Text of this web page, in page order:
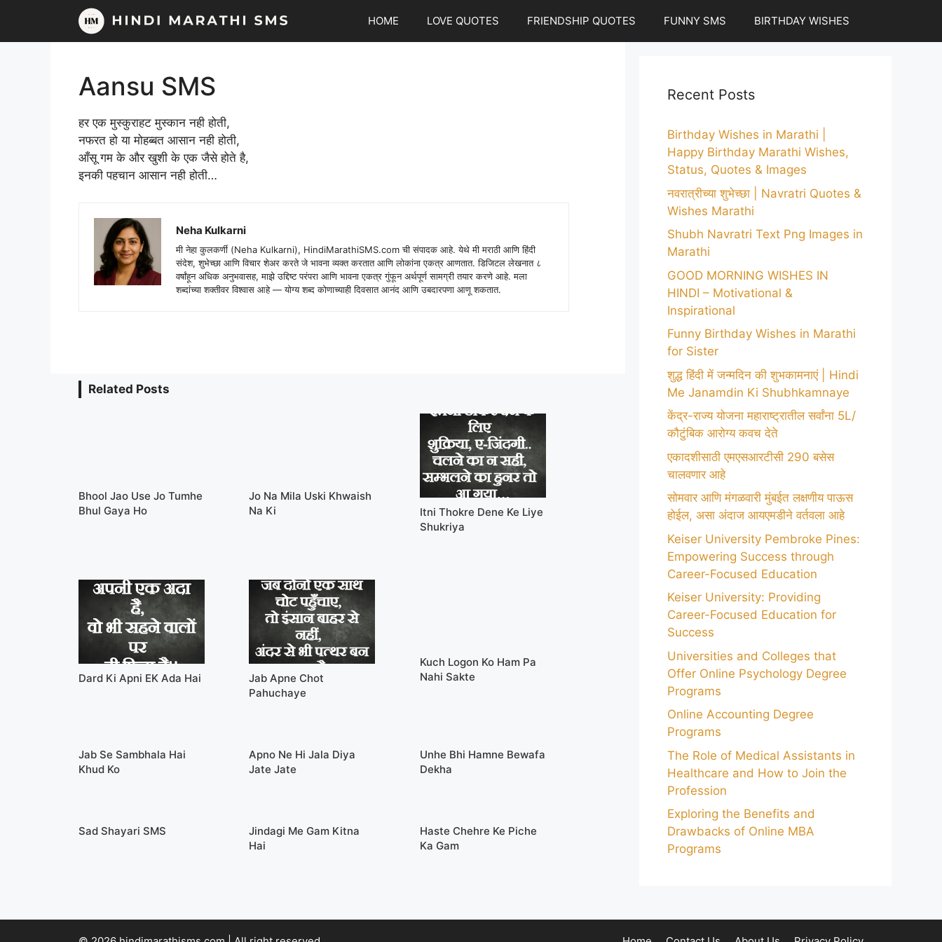
content
HOME LOVE QUOTES FRIENDSHIP QUOTES FUNNY SMS BIRTHDAY WISHES
Aansu SMS
हर एक मुस्कुराहट मुस्कान नही होती,
नफरत हो या मोहब्बत आसान नही होती,
आँसू गम के और खुशी के एक जैसे होते है,
इनकी पहचान आसान नही होती…
Neha Kulkarni
मी नेहा कुलकर्णी (Neha Kulkarni), HindiMarathiSMS.com ची संपादक आहे. येथे मी मराठी आणि हिंदी
संदेश, शुभेच्छा आणि विचार शेअर करते जे भावना व्यक्त करतात आणि लोकांना एकत्र आणतात. डिजिटल लेखनात ८
वर्षांहून अधिक अनुभवासह, माझे उद्दिष्ट परंपरा आणि भावना एकत्र गुंफून अर्थपूर्ण सामग्री तयार करणे आहे. मला
शब्दांच्या शक्तीवर विश्वास आहे — योग्य शब्द कोणाच्याही दिवसात आनंद आणि उबदारपणा आणू शकतात.
Related Posts
Bhool Jao Use Jo Tumhe
Bhul Gaya Ho
Jo Na Mila Uski Khwaish
Na Ki
Itni Thokre Dene Ke Liye
Shukriya
Dard Ki Apni EK Ada Hai
Jab Apne Chot
Pahuchaye
Kuch Logon Ko Ham Pa
Nahi Sakte
Jab Se Sambhala Hai
Khud Ko
Apno Ne Hi Jala Diya
Jate Jate
Unhe Bhi Hamne Bewafa
Dekha
Sad Shayari SMS
Jindagi Me Gam Kitna
Hai
Haste Chehre Ke Piche
Ka Gam
Recent Posts
Birthday Wishes in Marathi |
Happy Birthday Marathi Wishes,
Status, Quotes & Images
नवरात्रीच्या शुभेच्छा | Navratri Quotes &
Wishes Marathi
Shubh Navratri Text Png Images in
Marathi
GOOD MORNING WISHES IN
HINDI – Motivational &
Inspirational
Funny Birthday Wishes in Marathi
for Sister
शुद्ध हिंदी में जन्मदिन की शुभकामनाएं | Hindi
Me Janamdin Ki Shubhkamnaye
केंद्र-राज्य योजना महाराष्ट्रातील सर्वांना 5L/
कौटुंबिक आरोग्य कवच देते
एकादशीसाठी एमएसआरटीसी 290 बसेस
चालवणार आहे
सोमवार आणि मंगळवारी मुंबईत लक्षणीय पाऊस
होईल, असा अंदाज आयएमडीने वर्तवला आहे
Keiser University Pembroke Pines:
Empowering Success through
Career-Focused Education
Keiser University: Providing
Career-Focused Education for
Success
Universities and Colleges that
Offer Online Psychology Degree
Programs
Online Accounting Degree
Programs
The Role of Medical Assistants in
Healthcare and How to Join the
Profession
Exploring the Benefits and
Drawbacks of Online MBA
Programs